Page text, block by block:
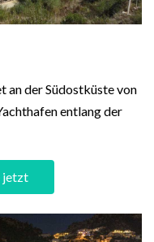
an der Südostküste von
entlang der
jetzt